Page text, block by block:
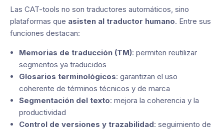
Las CAT-tools no son traductores automáticos, sino
plataformas que asisten al traductor humano. Entre sus
funciones destacan:
Memorias de traducción (TM): permiten reutilizar
segmentos ya traducidos
Glosarios terminológicos: garantizan el uso
coherente de términos técnicos y de marca
Segmentación del texto: mejora la coherencia y la
productividad
Control de versiones y trazabilidad: seguimiento de